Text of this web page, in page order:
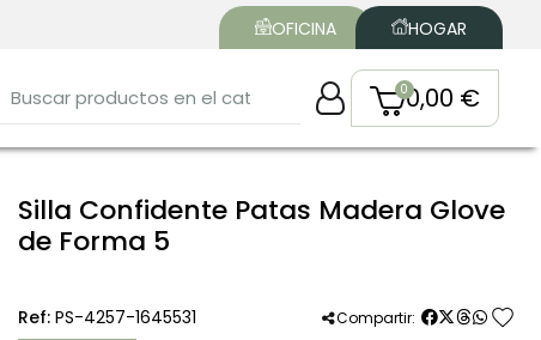
OFICINA HOGAR
0,00 €
Silla Confidente Patas Madera Glove
de Forma 5
Ref: PS-4257-1645531 Compartir: favorite